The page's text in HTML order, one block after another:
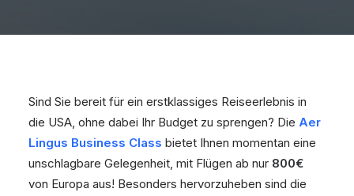
Sind Sie bereit für ein erstklassiges Reiseerlebnis in
die USA, ohne dabei Ihr Budget zu sprengen? Die Aer
Lingus Business Class bietet Ihnen momentan eine
unschlagbare Gelegenheit, mit Flügen ab nur 800€
von Europa aus! Besonders hervorzuheben sind die